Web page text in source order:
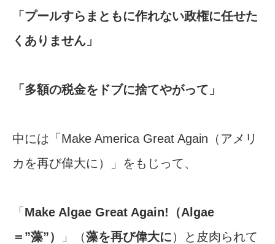
「プールすらまともに作れない政権に任せた
くありません」
「多額の税金をドブに捨てやがって」
中には「Make America Great Again（アメリ
カを再び偉大に）」をもじって、
「Make Algae Great Again!（Algae
＝”藻”）
」（藻を再び偉大に）と皮肉られて